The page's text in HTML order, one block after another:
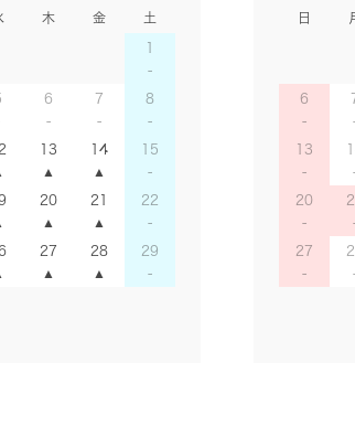
木 金 土
1
6 7 8
13 14 15
20 21 22
27 28 29
日
6
13
20
27